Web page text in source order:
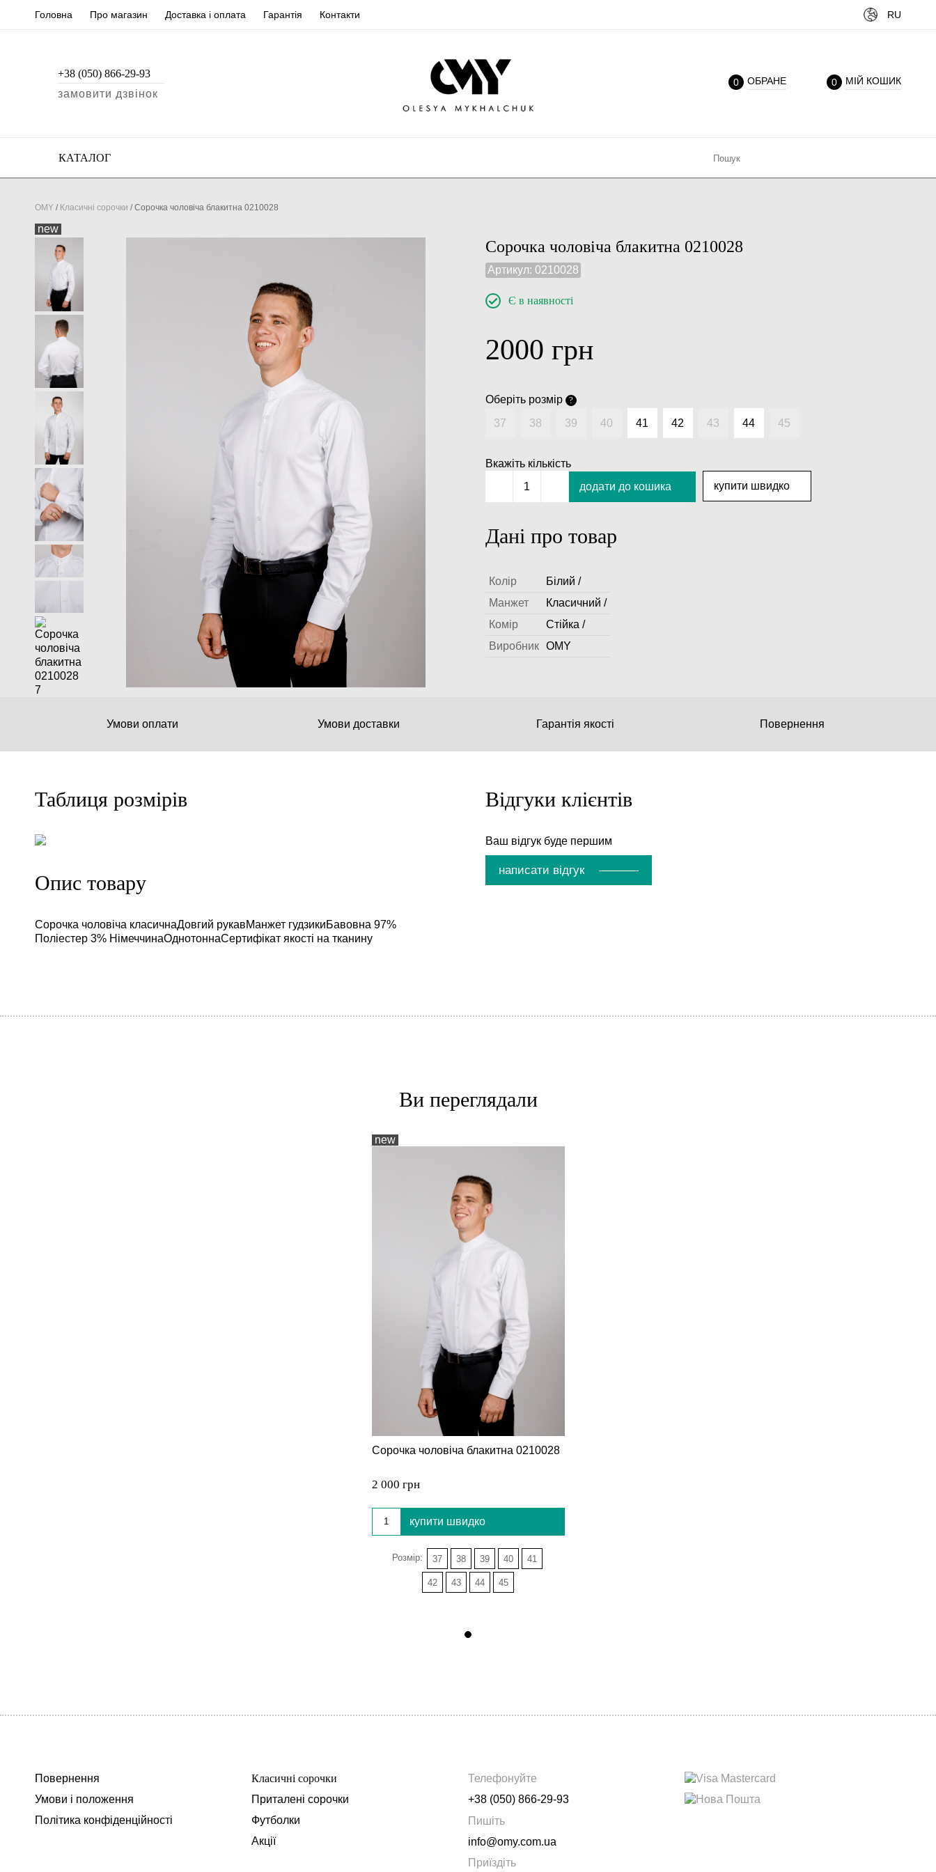
Головна Про магазин Доставка і оплата Гарантія Контакти RU
+38 (050) 866-29-93
замовити дзвінок
0 МІЙ КОШИК
0 ОБРАНЕ
КАТАЛОГ
OMY / Класичні сорочки /Сорочка чоловіча блакитна 0210028
new
Сорочка чоловіча блакитна 0210028
Артикул: 0210028
Є в наявності
2000 грн
Оберіть розмір ?
37 38 39 40 41 42 43 44 45
Вкажіть кількість
1
додати до кошика купити швидко
Дані про товар
Колір
Білий /
Манжет
Класичний /
Комір
Стійка /
Виробник OMY
Умови оплати Умови доставки Гарантія якості Повернення
Таблиця розмірів
Опис товару
Сорочка чоловіча класичнаДовгий рукавМанжет гудзикиБавовна 97%
Поліестер 3% НімеччинаОднотоннаСертифікат якості на тканину
Відгуки клієнтів
Ваш відгук буде першим
написати відгук
Ви переглядали
new
Сорочка чоловіча блакитна 0210028
2 000 грн
купити швидко
Розмір: 37 38 39 40 41
42 43 44 45
Повернення
Умови і положення
Політика конфіденційності
Класичні сорочки
Приталені сорочки
Футболки
Акції
Телефонуйте
+38 (050) 866-29-93
Пишіть
info@omy.com.ua
Приїздіть